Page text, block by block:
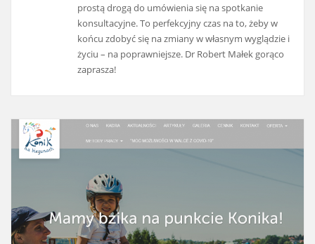
prostą drogą do umówienia się na spotkanie
konsultacyjne. To perfekcyjny czas na to, żeby w
końcu zdobyć się na zmiany w własnym wyglądzie i
życiu – na poprawniejsze. Dr Robert Małek gorąco
zaprasza!